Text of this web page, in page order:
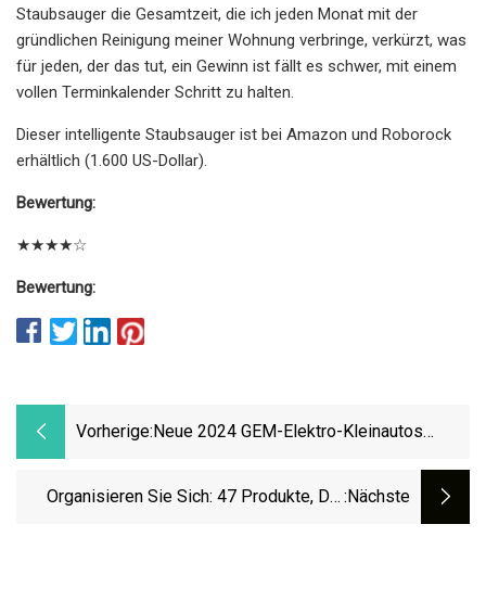
Staubsauger die Gesamtzeit, die ich jeden Monat mit der
gründlichen Reinigung meiner Wohnung verbringe, verkürzt, was
für jeden, der das tut, ein Gewinn ist fällt es schwer, mit einem
vollen Terminkalender Schritt zu halten.
Dieser intelligente Staubsauger ist bei Amazon und Roborock
erhältlich (1.600 US-Dollar).
Bewertung:
★★★★☆
Bewertung:
Vorherige: Neue 2024 GEM-Elektro-Kleinautos
Organisieren Sie Sich: 47 Produkte, Die :nächste